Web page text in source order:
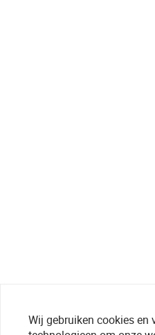
Wij gebruiken cookies en